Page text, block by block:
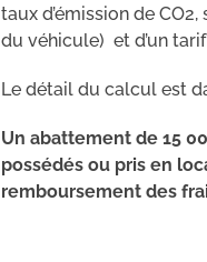
taux d’émission de
du véhicule) et d’un
Le détail du calcul est
Un abattement de 15
possédés ou pris en
remboursement des